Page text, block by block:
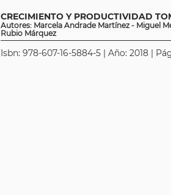
CRECIMIENTO Y PRODUCTIVIDAD
Autores: Marcela Andrade Martínez - Miguel
Rubio Márquez
Isbn: 978-607-16-5884-5 | Año: 2018 |